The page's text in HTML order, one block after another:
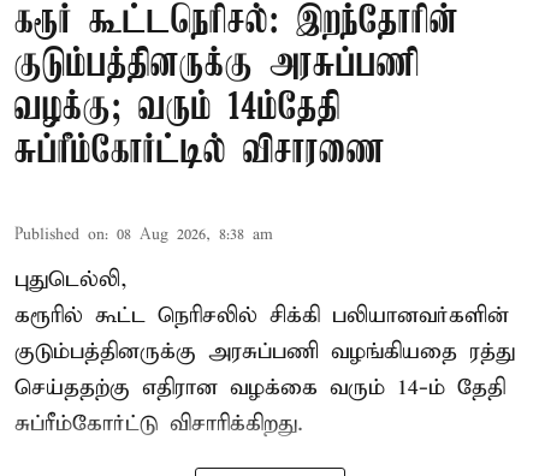
கரூர் கூட்டநெரிசல்: இறந்தோரின்
குடும்பத்தினருக்கு அரசுப்பணி
வழக்கு; வரும் 14ம்தேதி
சுப்ரீம்கோர்ட்டில் விசாரணை
Published on: 08 Aug 2026, 8:38 am
புதுடெல்லி,
கரூரில் கூட்ட நெரிசலில் சிக்கி பலியானவர்களின்
குடும்பத்தினருக்கு அரசுப்பணி வழங்கியதை ரத்து
செய்ததற்கு எதிரான வழக்கை வரும் 14-ம் தேதி
சுப்ரீம்கோர்ட்டு விசாரிக்கிறது.